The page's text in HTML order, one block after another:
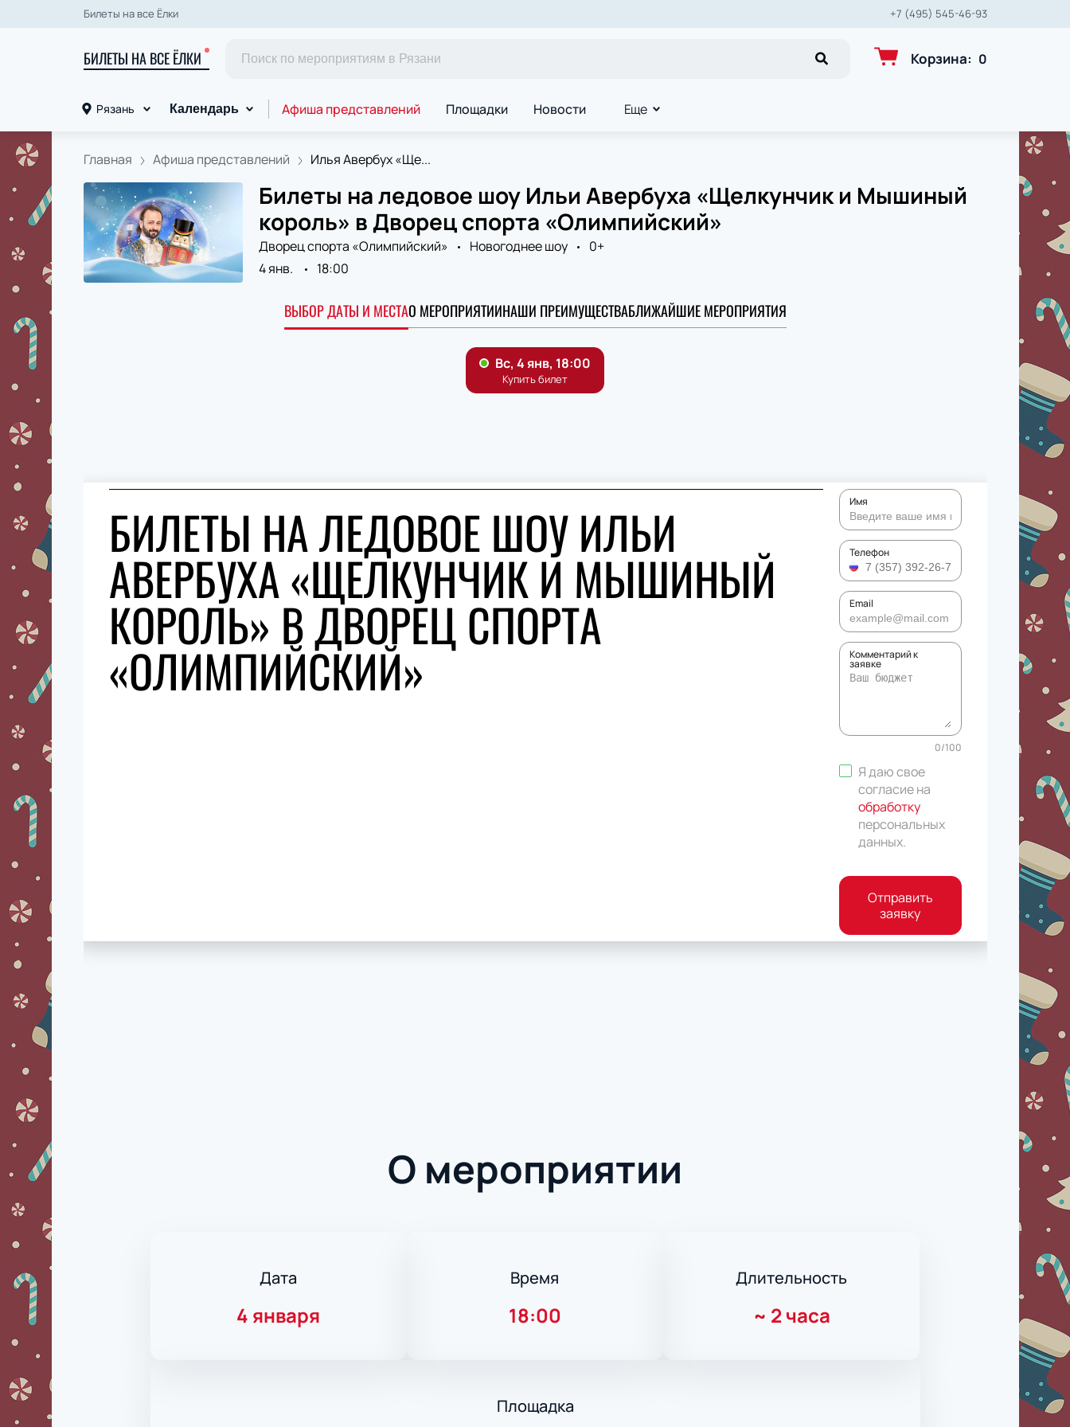
Билеты на все Ёлки +7 (495) 545-46-93
БИЛЕТЫ НА ВСЕ ЁЛКИ Корзина: 0
Рязань Календарь Афиша представлений Площадки Новости Еще
Главная Афиша представлений Илья Авербух «Ще...
Билеты на ледовое шоу Ильи Авербуха «Щелкунчик и Мышиный
король» в Дворец спорта «Олимпийский»
Дворец спорта «Олимпийский» Новогоднее шоу
0+
4 янв.
18:00
ВЫБОР ДАТЫ И МЕСТАО МЕРОПРИЯТИИНАШИ ПРЕИМУЩЕСТВАБЛИЖАЙШИЕ МЕРОПРИЯТИЯ
БИЛЕТЫ НА ЛЕДОВОЕ ШОУ ИЛЬИ
АВЕРБУХА «ЩЕЛКУНЧИК И МЫШИНЫЙ
КОРОЛЬ» В ДВОРЕЦ СПОРТА
«ОЛИМПИЙСКИЙ»
Имя
Телефон
Email
Комментарий к
заявке
0/100
Я даю свое
согласие на
обработку
персональных
данных.
Отправить
заявку
О мероприятии
Дата
4 января
Время
18:00
Длительность
~ 2 часа
Площадка